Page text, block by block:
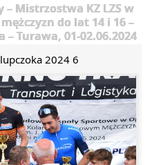
Mistrzostwa KZ LZS w
do lat 14 i 16 –
– Turawa, 01-02.06.2024
2024 6